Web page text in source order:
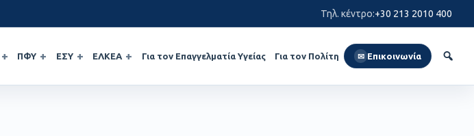
Τηλ. κέντρο:+30 213 2010 400
ΠΦΥ ΕΣΥ ΕΛΚΕΑ Για τον Επαγγελματία Υγείας Για τον Πολίτη ✉ Επικοινωνία